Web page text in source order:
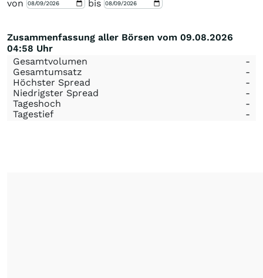
von
bis
Zusammenfassung aller Börsen vom 09.08.2026
04:58 Uhr
Gesamtvolumen
-
Gesamtumsatz
-
Höchster Spread
-
Niedrigster Spread
-
Tageshoch
-
Tagestief
-